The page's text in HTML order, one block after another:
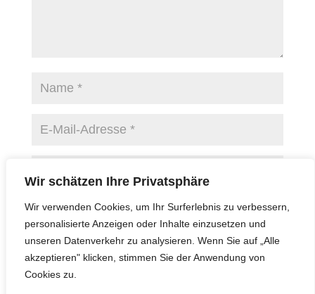
Wir schätzen Ihre Privatsphäre
Wir verwenden Cookies, um Ihr Surferlebnis zu verbessern,
personalisierte Anzeigen oder Inhalte einzusetzen und
unseren Datenverkehr zu analysieren. Wenn Sie auf „Alle
akzeptieren" klicken, stimmen Sie der Anwendung von
Cookies zu.
Name, E-Mail-Adresse und Website in diesem
Browser für meinen nächsten Kommentar speichern.